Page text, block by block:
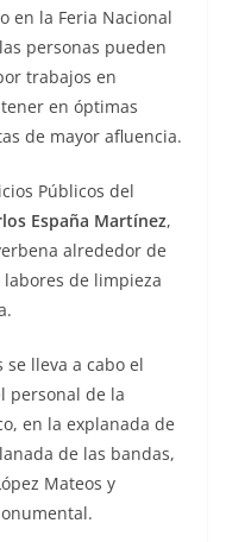
en la Feria Nacional
personas pueden
trabajos en
en óptimas
de mayor afluencia.
Públicos del
España Martínez,
alrededor de
de limpieza
lleva a cabo el
personal de la
en la explanada de
de las bandas,
Mateos y